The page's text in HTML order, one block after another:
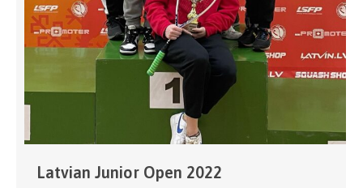
Latvian Junior Open 2022